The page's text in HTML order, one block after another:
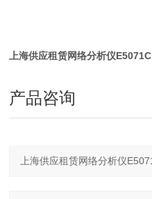
上海供应租赁网络分析仪E5071C
产品咨询